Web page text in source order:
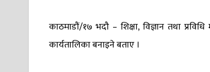
काठमाडौं/१७ भदौ – शिक्षा, विज्ञान तथा
कार्यतालिका बनाइने बताए ।